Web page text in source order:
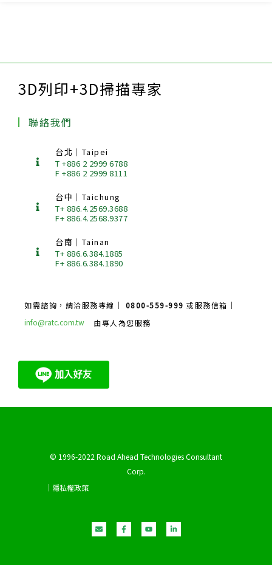
3D列印+3D掃描專家
聯絡我們
台北｜Taipei
T +886 2 2999 6788
F +886 2 2999 8111
台中｜Taichung
T+ 886.4.2569.3688
F+ 886.4.2568.9377
台南｜Tainan
T+ 886.6.384.1885
F+ 886.6.384.1890
如需諮詢，請洽服務專線｜ 0800-559-999 或服務信箱｜
info@ratc.com.tw
由專人為您服務
© 1996-2022 Road Ahead Technologies Consultant
Corp.
｜隱私權政策
n
v
e
a
c
e
o
u
t
i
n
k